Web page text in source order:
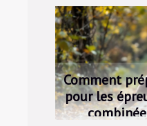
Comment
pour les